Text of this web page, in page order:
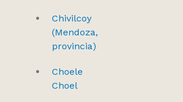
Chivilcoy
(Mendoza,
provincia)
Choele
Choel